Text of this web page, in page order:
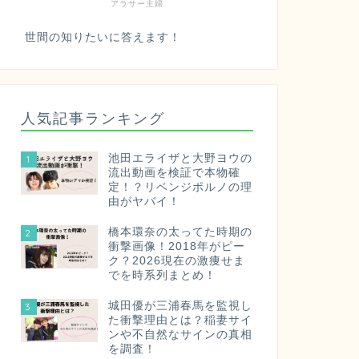
アラサー主婦
世間の知りたいに答えます！
人気記事ランキング
1
池田エライザと大野ヨウの
流出動画を検証で本物確
定！？リベンジポルノの理
由がヤバイ！
2
橋本環奈の太ってた時期の
衝撃画像！2018年がピー
ク？2026現在の激痩せま
でを時系列まとめ！
3
城田優が三浦春馬を監視し
た衝撃理由とは？稲妻サイ
ンや不自然なサインの真相
を調査！